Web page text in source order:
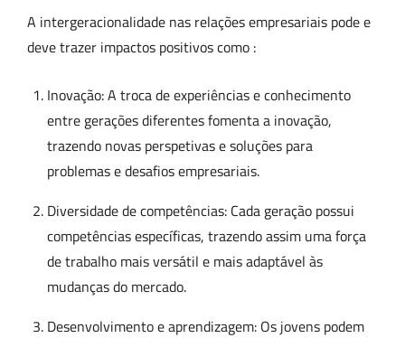
A intergeracionalidade nas relações empresariais pode e
deve trazer impactos positivos como :
Inovação: A troca de experiências e conhecimento
entre gerações diferentes fomenta a inovação,
trazendo novas perspetivas e soluções para
problemas e desafios empresariais.
Diversidade de competências: Cada geração possui
competências específicas, trazendo assim uma força
de trabalho mais versátil e mais adaptável às
mudanças do mercado.
Desenvolvimento e aprendizagem: Os jovens podem